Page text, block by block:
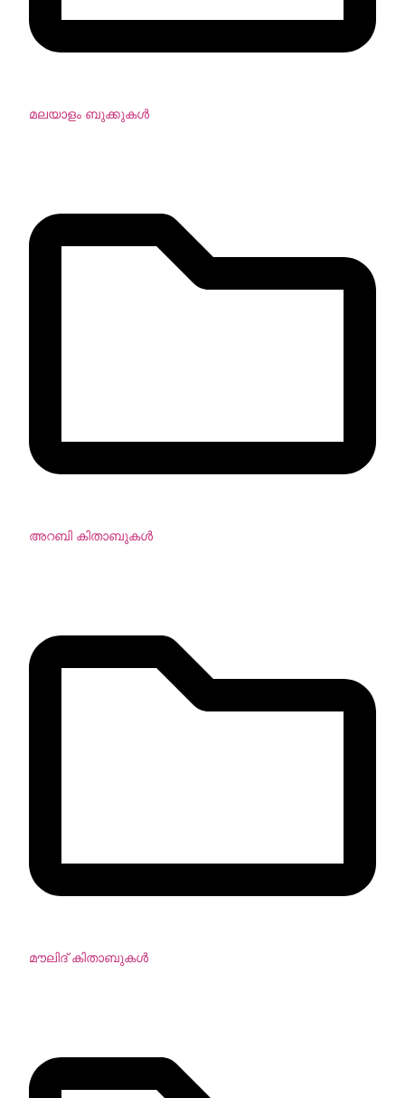
മലയാളം ബുക്കുകള്‍
അറബി കിതാബുകള്‍
മൗലിദ് കിതാബുകള്‍